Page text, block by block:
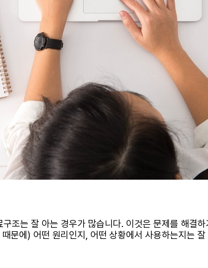
조는 잘 아는 경우가 많습니다. 이것은 문제를 해결
문에) 어떤 원리인지, 어떤 상황에서 사용하는지는